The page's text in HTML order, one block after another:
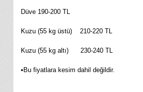
Düve 190-200 TL
Kuzu (55 kg üstü) 210-220 TL
Kuzu (55 kg altı) 230-240 TL
•Bu fiyatlara kesim dahil değildir.